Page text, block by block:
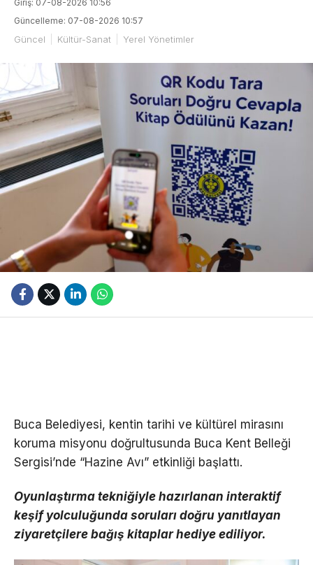
Giriş: 07-08-2026 10:56
Güncelleme: 07-08-2026 10:57
Güncel Kültür-Sanat Yerel Yönetimler
Buca Belediyesi, kentin tarihi ve kültürel mirasını
koruma misyonu doğrultusunda Buca Kent Belleği
Sergisi’nde “Hazine Avı” etkinliği başlattı.
Oyunlaştırma tekniğiyle hazırlanan interaktif
keşif yolculuğunda soruları doğru yanıtlayan
ziyaretçilere bağış kitaplar hediye ediliyor.